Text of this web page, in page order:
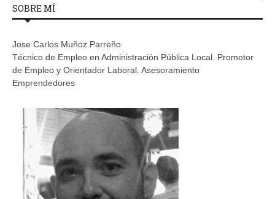
SOBRE MÍ
Jose Carlos Muñoz Parreño
Técnico de Empleo en Administración Pública Local. Promotor
de Empleo y Orientador Laboral. Asesoramiento
Emprendedores